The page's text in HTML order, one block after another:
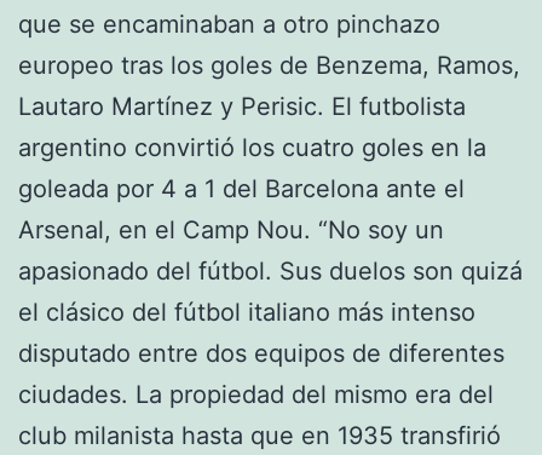
que se encaminaban a otro pinchazo
europeo tras los goles de Benzema, Ramos,
Lautaro Martínez y Perisic. El futbolista
argentino convirtió los cuatro goles en la
goleada por 4 a 1 del Barcelona ante el
Arsenal, en el Camp Nou. “No soy un
apasionado del fútbol. Sus duelos son quizá
el clásico del fútbol italiano más intenso
disputado entre dos equipos de diferentes
ciudades. La propiedad del mismo era del
club milanista hasta que en 1935 transfirió